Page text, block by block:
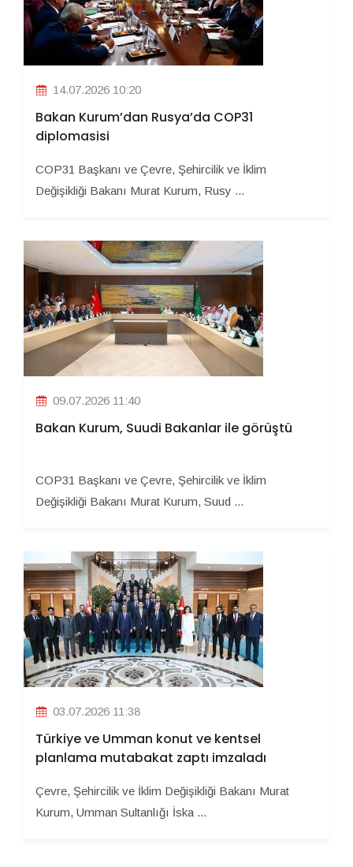
14.07.2026 10:20
Bakan Kurum’dan Rusya’da COP31
diplomasisi
COP31 Başkanı ve Çevre, Şehircilik ve İklim
Değişikliği Bakanı Murat Kurum, Rusy ...
09.07.2026 11:40
Bakan Kurum, Suudi Bakanlar ile görüştü
COP31 Başkanı ve Çevre, Şehircilik ve İklim
Değişikliği Bakanı Murat Kurum, Suud ...
03.07.2026 11:38
Türkiye ve Umman konut ve kentsel
planlama mutabakat zaptı imzaladı
Çevre, Şehircilik ve İklim Değişikliği Bakanı Murat
Kurum, Umman Sultanlığı İska ...